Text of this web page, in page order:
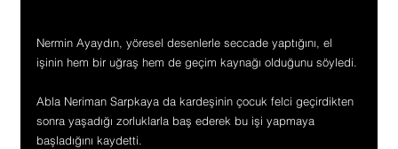
Nermin Ayaydın, yöresel desenlerle seccade yaptığını, el
işinin hem bir uğraş hem de geçim kaynağı olduğunu söyledi.
Abla Neriman Sarpkaya da kardeşinin çocuk felci geçirdikten
sonra yaşadığı zorluklarla baş ederek bu işi yapmaya
başladığını kaydetti.